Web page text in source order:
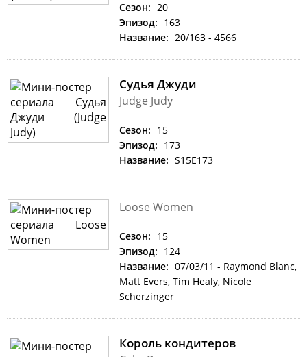
Сезон: 20
Эпизод: 163
Название: 20/163 - 4566
Судья Джуди
Judge Judy
Сезон: 15
Эпизод: 173
Название: S15E173
Loose Women
Сезон: 15
Эпизод: 124
Название: 07/03/11 - Raymond Blanc,
Matt Evers, Tim Healy, Nicole
Scherzinger
Король кондитеров